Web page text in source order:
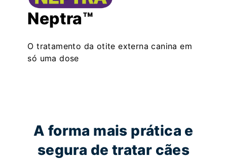
Neptra™
O tratamento da otite externa canina em
só uma dose
A forma mais prática e
segura de tratar cães